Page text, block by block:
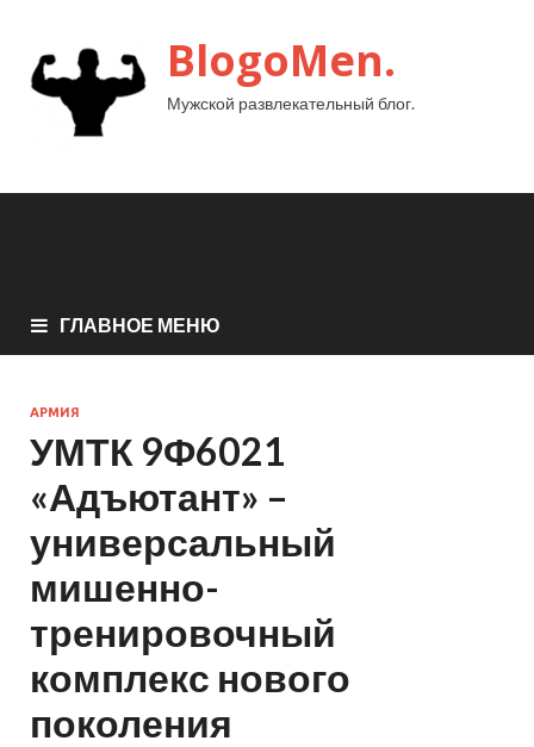
BlogoMen.
Мужской развлекательный блог.
ГЛАВНОЕ МЕНЮ
АРМИЯ
УМТК 9Ф6021
«Адъютант» –
универсальный
мишенно-
тренировочный
комплекс нового
поколения